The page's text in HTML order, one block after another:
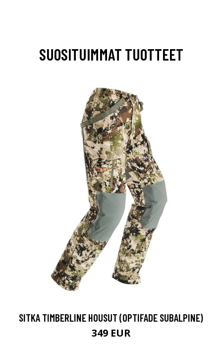
SUOSITUIMMAT TUOTTEET
SITKA TIMBERLINE HOUSUT (OPTIFADE SUBALPINE)
349 EUR